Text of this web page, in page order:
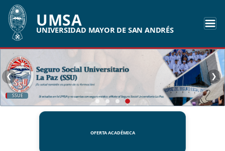
UMSA
UNIVERSIDAD MAYOR DE SAN ANDRÉS
SSUE
❮ ❯
OFERTA ACADÉMICA